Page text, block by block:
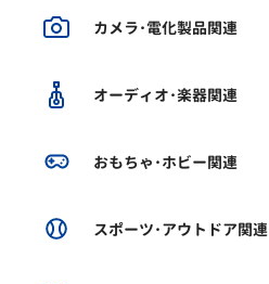
カメラ･電化製品関連
オーディオ･楽器関連
おもちゃ･ホビー関連
スポーツ･アウトドア関連